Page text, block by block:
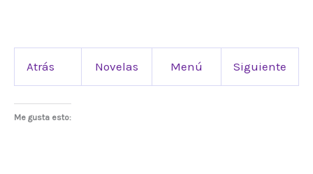
Atrás Novelas Menú Siguiente
Me gusta esto: